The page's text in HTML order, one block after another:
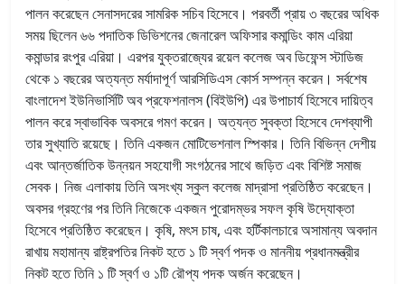
পালন করেছেন সেনাসদরের সামরিক সচিব হিসেবে। পরবর্তী প্রায় ৩ বছরের অধিক
সময় ছিলেন ৬৬ পদাতিক ডিভিশনের জেনারেল অফিসার কমান্ডিং কাম এরিয়া
কমান্ডার রংপুর এরিয়া। এরপর যুক্তরাজ্যের রয়েল কলেজ অব ডিফেন্স স্টাডিজ
থেকে ১ বছরের অত্যন্ত মর্যাদাপূর্ণ আরসিডিএস কোর্স সম্পন্ন করেন। সর্বশেষ
বাংলাদেশ ইউনিভার্সিটি অব প্রফেশনালস (বিইউপি) এর উপাচার্য হিসেবে দায়িত্ব
পালন করে স্বাভাবিক অবসরে গমণ করেন। অত্যন্ত সুবক্তা হিসেবে দেশব্যাপী
তার সুখ্যাতি রয়েছে। তিনি একজন মোটিভেশনাল স্পিকার। তিনি বিভিন্ন দেশীয়
এবং আন্তর্জাতিক উন্নয়ন সহযোগী সংগঠনের সাথে জড়িত এবং বিশিষ্ট সমাজ
সেবক। নিজ এলাকায় তিনি অসংখ্য স্কুল কলেজ মাদ্রাসা প্রতিষ্ঠিত করেছেন।
অবসর গ্রহণের পর তিনি নিজেকে একজন পুরোদম্ভর সফল কৃষি উদ্যোক্তা
হিসেবে প্রতিষ্ঠিত করেছেন। কৃষি, মৎস চাষ, এবং হর্টিকালচারে অসামান্য অবদান
রাখায় মহামান্য রাষ্ট্রপতির নিকট হতে ১ টি স্বর্ণ পদক ও মাননীয় প্রধানমন্ত্রীর
নিকট হতে তিনি ১ টি স্বর্ণ ও ১টি রৌপ্য পদক অর্জন করেছেন।